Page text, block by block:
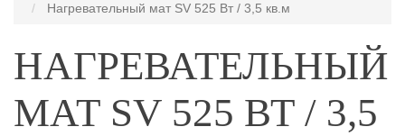
Нагревательный мат SV 525 Вт / 3,5 кв.м
НАГРЕВАТЕЛЬНЫЙ
МАТ SV 525 ВТ / 3,5